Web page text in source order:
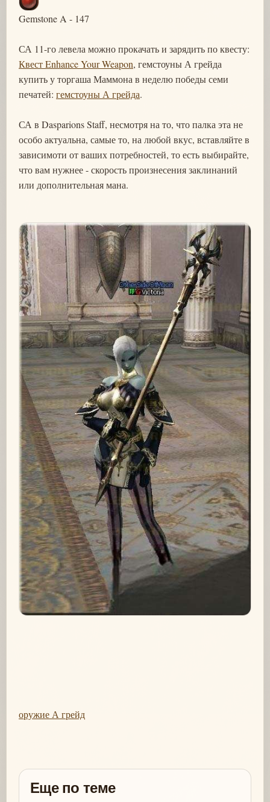
Gemstone A - 147
СА 11-го левела можно прокачать и зарядить по квесту:
Квест Enhance Your Weapon, гемстоуны А грейда
купить у торгаша Маммона в неделю победы семи
печатей: гемстоуны А грейда.
СА в Dasparions Staff, несмотря на то, что палка эта не
особо актуальна, самые то, на любой вкус, вставляйте в
зависимоти от ваших потребностей, то есть выбирайте,
что вам нужнее - скорость произнесения заклинаний
или дополнительная мана.
оружие А грейд
Еще по теме